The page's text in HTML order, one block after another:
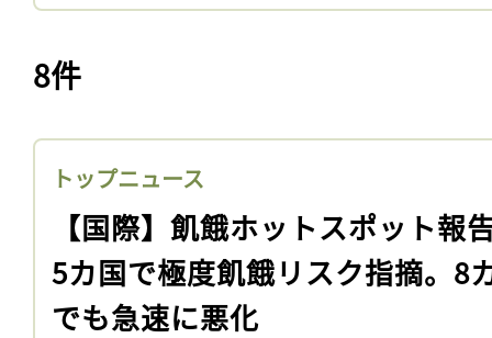
8件
トップニュース
【国際】飢餓ホットスポット報
5カ国で極度飢餓リスク指摘。8
でも急速に悪化